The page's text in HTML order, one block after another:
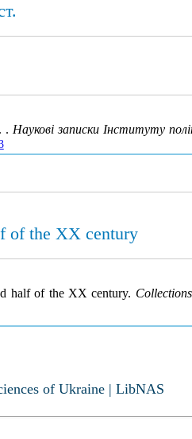
. Наукові записки Інституту
of the XX century
half of the XX century.
of Ukraine | LibNAS